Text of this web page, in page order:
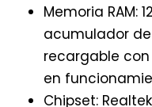
Memoria RAM:
acumulador de
recargable
en
Chipset: